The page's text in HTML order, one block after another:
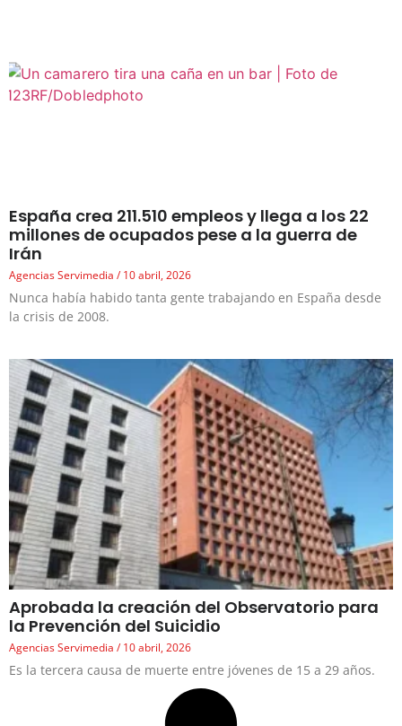
España crea 211.510 empleos y llega a los 22
millones de ocupados pese a la guerra de
Irán
Agencias Servimedia 10 abril, 2026
Nunca había habido tanta gente trabajando en España desde
la crisis de 2008.
Aprobada la creación del Observatorio para
la Prevención del Suicidio
Agencias Servimedia 10 abril, 2026
Es la tercera causa de muerte entre jóvenes de 15 a 29 años.